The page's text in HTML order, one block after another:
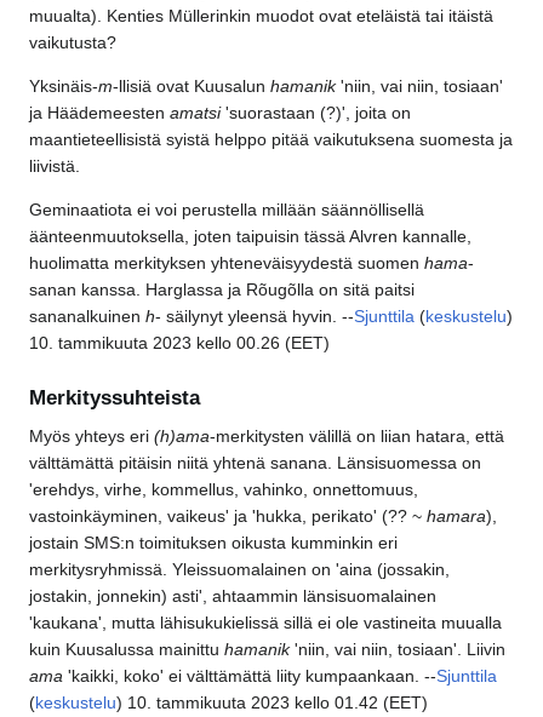
muualta). Kenties Müllerinkin muodot ovat eteläistä tai itäistä
vaikutusta?
Yksinäis-m-llisiä ovat Kuusalun hamanik'niin, vai niin, tosiaan'
ja Häädemeesten amatsi'suorastaan (?)', joita on
maantieteellisistä syistä helppo pitää vaikutuksena suomesta ja
liivistä.
Geminaatiota ei voi perustella millään säännöllisellä
äänteenmuutoksella, joten taipuisin tässä Alvren kannalle,
huolimatta merkityksen yhteneväisyydestä suomen hama-
sanan kanssa. Harglassa ja Rõugõlla on sitä paitsi
sananalkuinen h- säilynyt yleensä hyvin. --Sjunttila (keskustelu)
10. tammikuuta 2023 kello 00.26 (EET)
Merkityssuhteista
Myös yhteys eri (h)ama-merkitysten välillä on liian hatara, että
välttämättä pitäisin niitä yhtenä sanana. Länsisuomessa on
'erehdys, virhe, kommellus, vahinko, onnettomuus,
vastoinkäyminen, vaikeus' ja 'hukka, perikato' (?? ~ hamara),
jostain SMS:n toimituksen oikusta kumminkin eri
merkitysryhmissä. Yleissuomalainen on 'aina (jossakin,
jostakin, jonnekin) asti', ahtaammin länsisuomalainen
'kaukana', mutta lähisukukielissä sillä ei ole vastineita muualla
kuin Kuusalussa mainittu hamanik'niin, vai niin, tosiaan'. Liivin
ama 'kaikki, koko' ei välttämättä liity kumpaankaan. --Sjunttila
(keskustelu) 10. tammikuuta 2023 kello 01.42 (EET)